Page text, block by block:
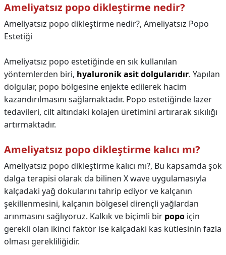
Ameliyatsız popo dikleştirme nedir?
Ameliyatsız popo dikleştirme nedir?, Ameliyatsız Popo
Estetiği
Ameliyatsız popo estetiğinde en sık kullanılan
yöntemlerden biri, hyaluronik asit dolgularıdır. Yapılan
dolgular, popo bölgesine enjekte edilerek hacim
kazandırılmasını sağlamaktadır. Popo estetiğinde lazer
tedavileri, cilt altındaki kolajen üretimini artırarak sıkılığı
artırmaktadır.
Ameliyatsız popo dikleştirme kalıcı mı?
Ameliyatsız popo dikleştirme kalıcı mı?, Bu kapsamda şok
dalga terapisi olarak da bilinen X wave uygulamasıyla
kalçadaki yağ dokularını tahrip ediyor ve kalçanın
şekillenmesini, kalçanın bölgesel dirençli yağlardan
arınmasını sağlıyoruz. Kalkık ve biçimli bir popo için
gerekli olan ikinci faktör ise kalçadaki kas kütlesinin fazla
olması gerekliliğidir.